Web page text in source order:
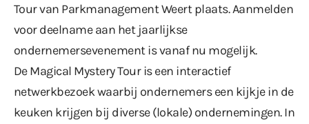
Tour van Parkmanagement Weert plaats. Aanmelden
voor deelname aan het jaarlijkse
ondernemersevenement is vanaf nu mogelijk.
De Magical Mystery Tour is een interactief
netwerkbezoek waarbij ondernemers een kijkje in de
keuken krijgen bij diverse (lokale) ondernemingen. In